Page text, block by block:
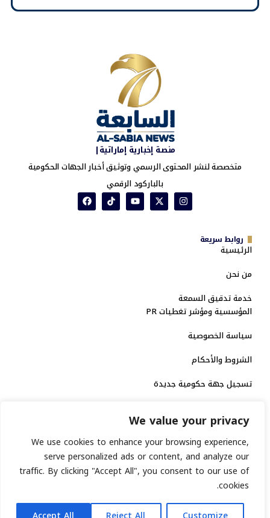
We value your privacy
We use cookies to enhance your browsing experience,
serve personalized ads or content, and analyze our
traffic. By clicking "Accept All", you consent to our use of
cookies.
منصة إخبارية إماراتية|
متخصصة لنشر المحتوى الرسمي وتوثيق أخبار الجهات الحكومية
بالباركود الرقمي
روابط سريعة
الرئيسية
من نحن
خدمة تدقيق السمعة
المؤسسية ومؤشر تغطيات PR
سياسة الخصوصية
الشروط والأحكام
تسجيل جهة حكومية جديدة
الاعتماد الرسمي
منصة إخبارية مرخصة
رقم الترخيص الاتحادي : 8793134
جميع حقوق التوثيق الرقمي محفوظة لمنصة السابعة © 2026. AR
انشر خبرك